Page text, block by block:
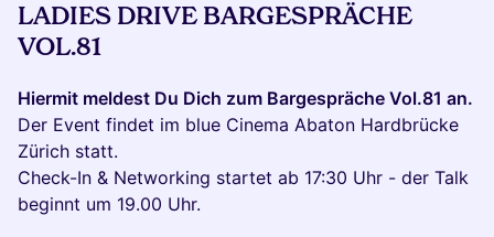
LADIES DRIVE BARGESPRÄCHE
VOL.81
Hiermit meldest Du Dich zum Bargespräche Vol.81 an.
Der Event findet im blue Cinema Abaton Hardbrücke
Zürich statt.
Check-In & Networking startet ab 17:30 Uhr - der Talk
beginnt um 19.00 Uhr.